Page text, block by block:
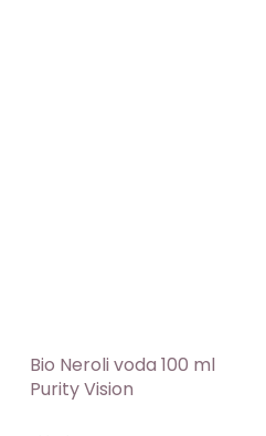
Bio Neroli voda 100 ml
Purity Vision